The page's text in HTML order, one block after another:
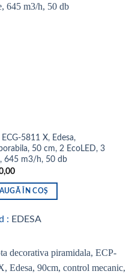
5811 X, Edesa,
50 cm, 2 EcoLED, 3
645 m3/h, 50 db
ÎN COȘ
: EDESA